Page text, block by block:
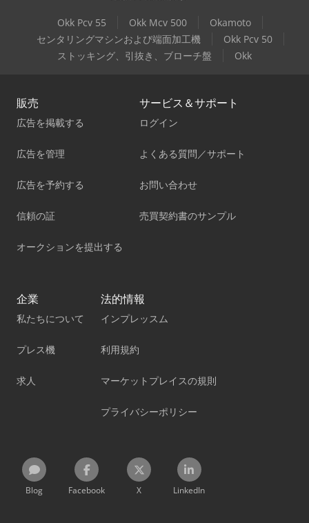
Okk Pcv 55 Okk Mcv 500
Okamoto
センタリングマシンおよび端面加工機
Okk Pcv 50
ストッキング、引抜き、ブローチ盤
Okk
販売
広告を掲載する
広告を管理
広告を予約する
信頼の証
オークションを提出する
サービス＆サポート
ログイン
よくある質問／サポート
お問い合わせ
売買契約書のサンプル
企業
私たちについて
プレス機
求人
法的情報
インプレッスム
利用規約
マーケットプレイスの規則
プライバシーポリシー
Blog Facebook X LinkedIn